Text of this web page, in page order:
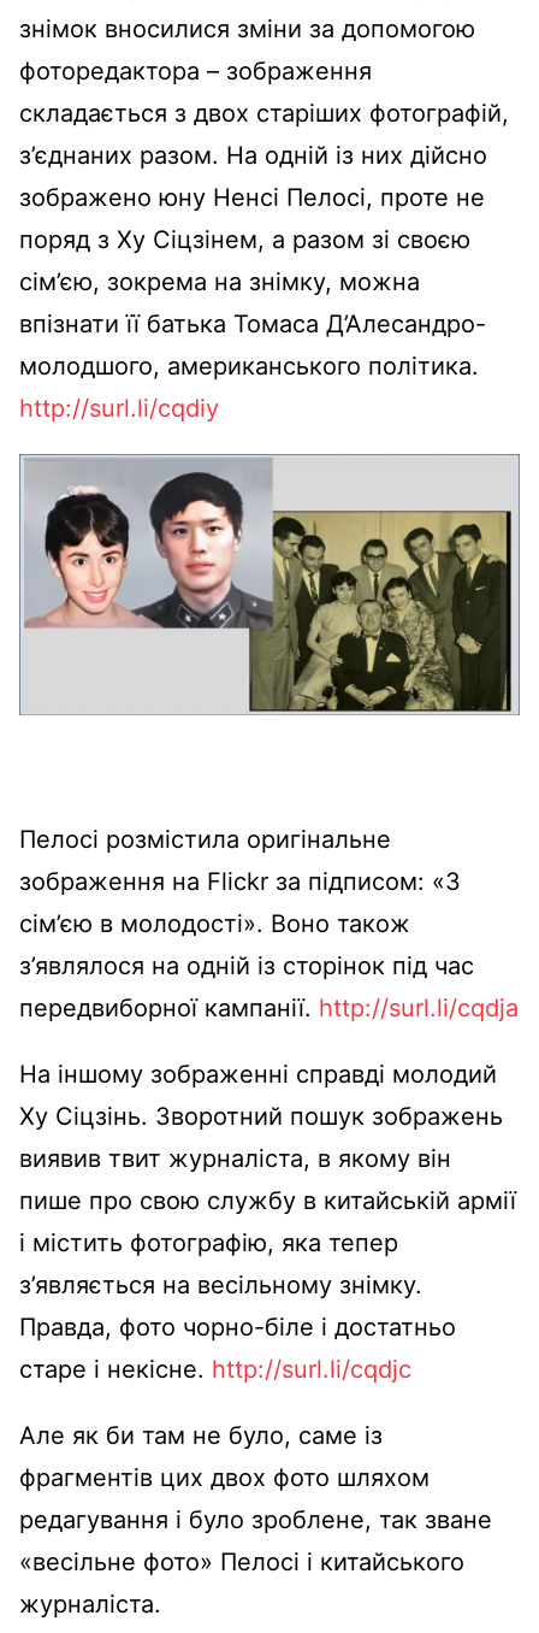
знімок вносилися зміни за допомогою
фоторедактора – зображення
складається з двох старіших фотографій,
з’єднаних разом. На одній із них дійсно
зображено юну Ненсі Пелосі, проте не
поряд з Ху Сіцзінем, а разом зі своєю
сім’єю, зокрема на знімку, можна
впізнати її батька Томаса Д’Алесандро-
молодшого, американського політика.
http://surl.li/cqdiy
Пелосі розмістила оригінальне
зображення на Flickr за підписом: «З
сім’єю в молодості». Воно також
з’являлося на одній із сторінок під час
передвиборної кампанії. http://surl.li/cqdja
На іншому зображенні справді молодий
Ху Сіцзінь. Зворотний пошук зображень
виявив твит журналіста, в якому він
пише про свою службу в китайській армії
і містить фотографію, яка тепер
з’являється на весільному знімку.
Правда, фото чорно-біле і достатньо
старе і некісне. http://surl.li/cqdjc
Але як би там не було, саме із
фрагментів цих двох фото шляхом
редагування і було зроблене, так зване
«весільне фото» Пелосі і китайського
журналіста.